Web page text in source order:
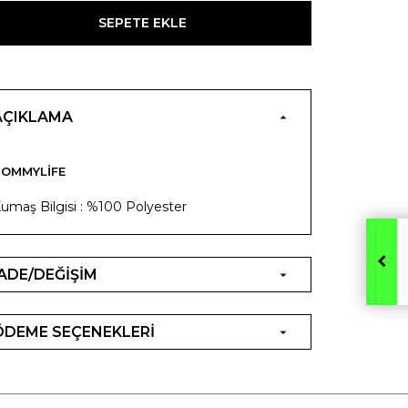
SEPETE EKLE
Bilgisi : %100 Polyester
DEĞİŞİM
SEÇENEKLERİ